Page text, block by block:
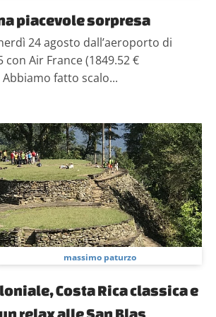
piacevole sorpresa
24 agosto dall’aeroporto di
con Air France (1849.52 €
fatto scalo...
massimo paturzo
Costa Rica classica e
relax alle San Blas